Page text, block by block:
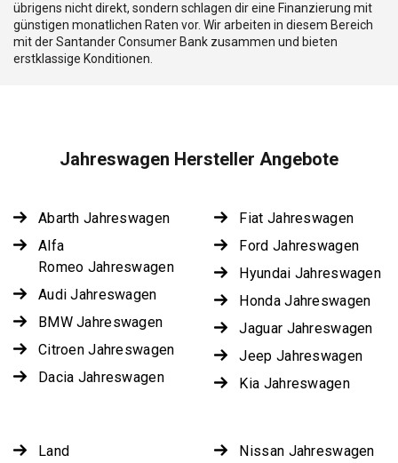
übrigens nicht direkt, sondern schlagen dir eine Finanzierung mit
günstigen monatlichen Raten vor. Wir arbeiten in diesem Bereich
mit der Santander Consumer Bank zusammen und bieten
erstklassige Konditionen.
Jahreswagen Hersteller Angebote
Abarth Jahreswagen
Alfa
Romeo Jahreswagen
Audi Jahreswagen
BMW Jahreswagen
Citroen Jahreswagen
Dacia Jahreswagen
Fiat Jahreswagen
Ford Jahreswagen
Hyundai Jahreswagen
Honda Jahreswagen
Jaguar Jahreswagen
Jeep Jahreswagen
Kia Jahreswagen
Land
Nissan Jahreswagen